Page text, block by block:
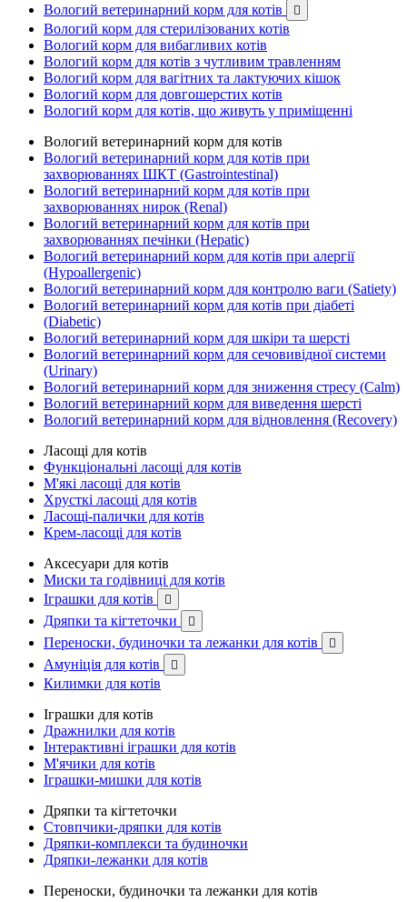
Вологий ветеринарний корм для котів

Вологий корм для стерилізованих котів
Вологий корм для вибагливих котів
Вологий корм для котів з чутливим травленням
Вологий корм для вагітних та лактуючих кішок
Вологий корм для довгошерстих котів
Вологий корм для котів, що живуть у приміщенні
Вологий ветеринарний корм для котів
Вологий ветеринарний корм для котів при
захворюваннях ШКТ (Gastrointestinal)
Вологий ветеринарний корм для котів при
захворюваннях нирок (Renal)
Вологий ветеринарний корм для котів при
захворюваннях печінки (Hepatic)
Вологий ветеринарний корм для котів при алергії
(Hypoallergenic)
Вологий ветеринарний корм для контролю ваги (Satiety)
Вологий ветеринарний корм для котів при діабеті
(Diabetic)
Вологий ветеринарний корм для шкіри та шерсті
Вологий ветеринарний корм для сечовивідної системи
(Urinary)
Вологий ветеринарний корм для зниження стресу (Calm)
Вологий ветеринарний корм для виведення шерсті
Вологий ветеринарний корм для відновлення (Recovery)
Ласощі для котів
Функціональні ласощі для котів
М'які ласощі для котів
Хрусткі ласощі для котів
Ласощі-палички для котів
Крем-ласощі для котів
Аксесуари для котів
Миски та годівниці для котів
Іграшки для котів

Дряпки та кігтеточки 
Переноски, будиночки та лежанки для котів 
Амуніція для котів 
Килимки для котів
Іграшки для котів
Дражнилки для котів
Інтерактивні іграшки для котів
М'ячики для котів
Іграшки-мишки для котів
Дряпки та кігтеточки
Стовпчики-дряпки для котів
Дряпки-комплекси та будиночки
Дряпки-лежанки для котів
Переноски, будиночки та лежанки для котів